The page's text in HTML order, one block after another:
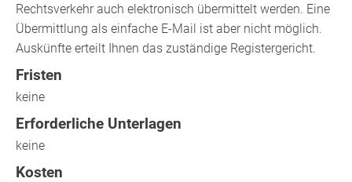
Rechtsverkehr auch elektronisch übermittelt werden. Eine
Übermittlung als einfache E-Mail ist aber nicht möglich.
Auskünfte erteilt Ihnen das zuständige Registergericht.
Fristen
keine
Erforderliche Unterlagen
keine
Kosten